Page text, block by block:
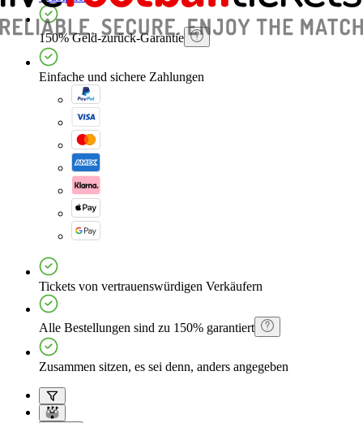
150% Geld-zurück-Garantie
Einfache und sichere Zahlungen
Tickets von vertrauenswürdigen Verkäufern
Alle Bestellungen sind zu 150% garantiert
Zusammen sitzen, es sei denn, anders angegeben